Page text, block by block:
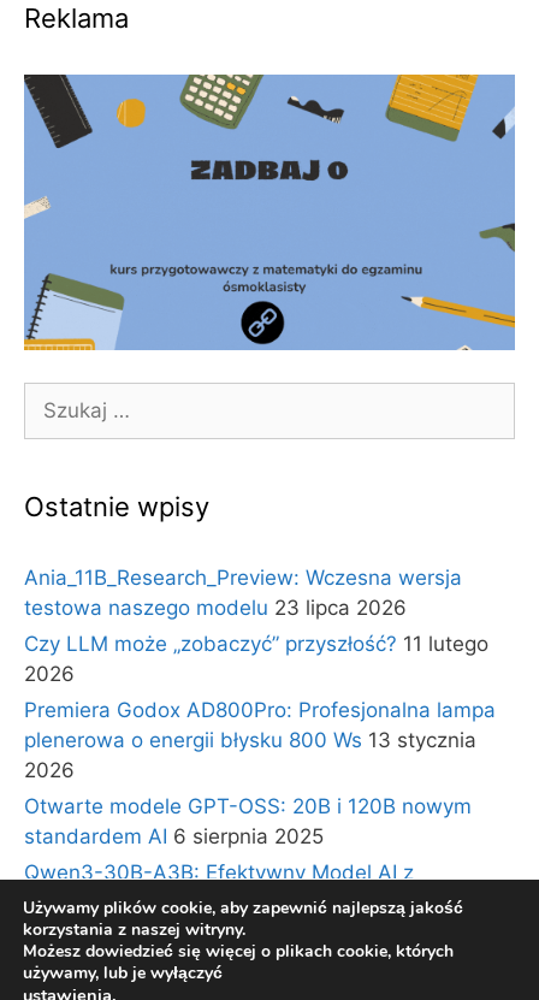
Reklama
Szukaj:
Ostatnie wpisy
Ania_11B_Research_Preview: Wczesna wersja
testowa naszego modelu 23 lipca 2026
Czy LLM może „zobaczyć” przyszłość? 11 lutego
2026
Premiera Godox AD800Pro: Profesjonalna lampa
plenerowa o energii błysku 800 Ws 13 stycznia
2026
Otwarte modele GPT-OSS: 20B i 120B nowym
standardem AI 6 sierpnia 2025
Qwen3-30B-A3B: Efektywny Model AI z
Architekturą Ekspertów i Długim Kontekstem 30
lipca 2025
Używamy plików cookie, aby zapewnić najlepszą jakość
korzystania z naszej witryny.
Możesz dowiedzieć się więcej o plikach cookie, których
używamy, lub je wyłączyć
ustawienia.